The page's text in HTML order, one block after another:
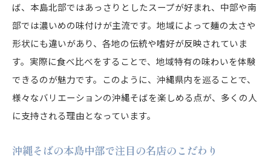
ば、本島北部ではあっさりとしたスープが好まれ、中部や南
部では濃いめの味付けが主流です。地域によって麺の太さや
形状にも違いがあり、各地の伝統や嗜好が反映されていま
す。実際に食べ比べをすることで、地域特有の味わいを体験
できるのが魅力です。このように、沖縄県内を巡ることで、
様々なバリエーションの沖縄そばを楽しめる点が、多くの人
に支持される理由となっています。
沖縄そばの本島中部で注目の名店のこだわり